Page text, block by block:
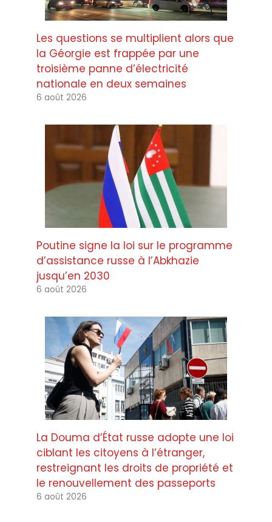
Les questions se multiplient alors que
la Géorgie est frappée par une
troisième panne d’électricité
nationale en deux semaines
6 août 2026
Poutine signe la loi sur le programme
d’assistance russe à l’Abkhazie
jusqu’en 2030
6 août 2026
La Douma d’État russe adopte une loi
ciblant les citoyens à l’étranger,
restreignant les droits de propriété et
le renouvellement des passeports
6 août 2026